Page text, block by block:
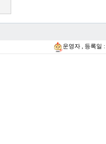
운영자 , 등록일 :